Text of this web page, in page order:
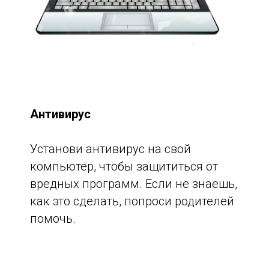
Антивирус
Установи антивирус на свой
компьютер, чтобы защититься от
вредных программ. Если не знаешь,
как это сделать, попроси родителей
помочь.